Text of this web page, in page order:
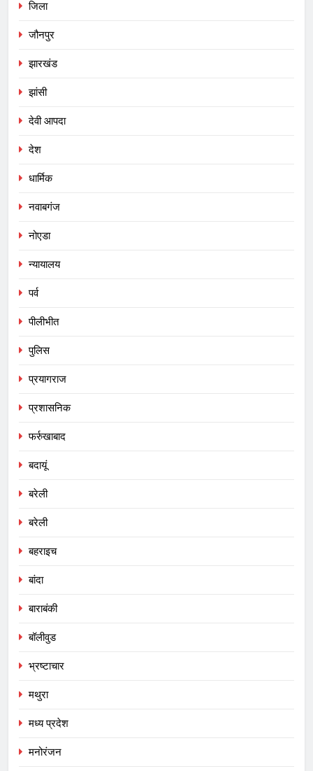
जिला
जौनपुर
झारखंड
झांसी
देवी आपदा
देश
धार्मिक
नवाबगंज
नोएडा
न्यायालय
पर्व
पीलीभीत
पुलिस
प्रयागराज
प्रशासनिक
फर्रुखाबाद
बदायूं
बरेली
बरेली
बहराइच
बांदा
बाराबंकी
बॉलीवुड
भ्रष्टाचार
मथुरा
मध्य प्रदेश
मनोरंजन